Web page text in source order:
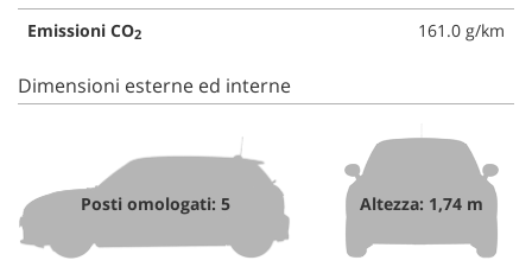
Emissioni CO2 161.0 g/km
Dimensioni esterne ed interne
Posti omologati: 5 Altezza: 1,74 m